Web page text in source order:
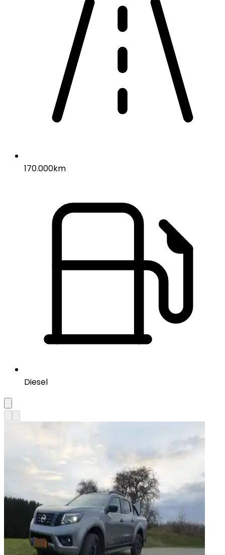
170.000km
Diesel